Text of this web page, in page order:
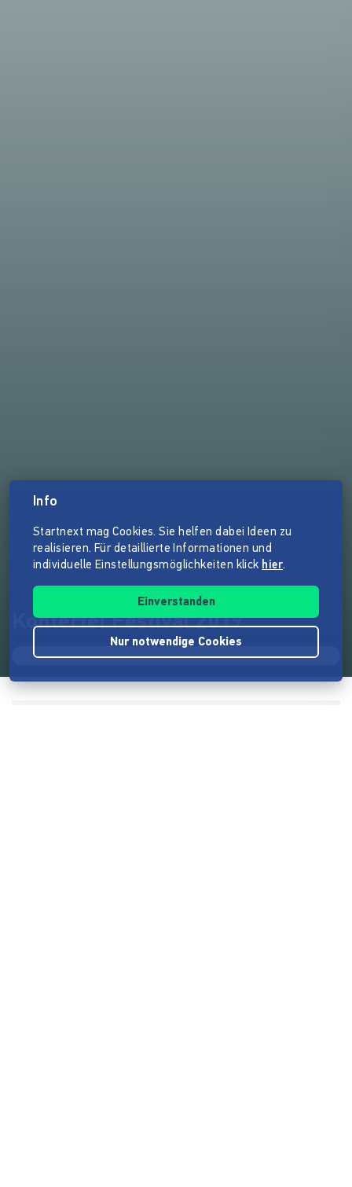
Konterfei Festival 2019
Info
Startnext mag Cookies. Sie helfen dabei Ideen zu
realisieren. Für detaillierte Informationen und
individuelle Einstellungsmöglichkeiten klick hier.
Einverstanden
Nur notwendige Cookies